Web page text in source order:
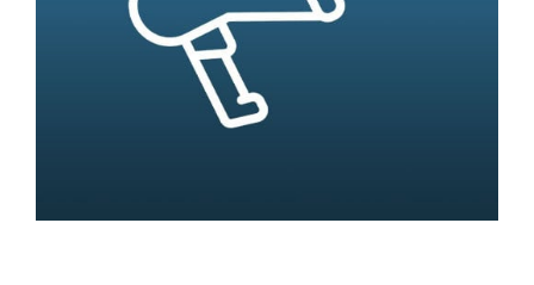
CONGRÈS
RECHERCHE